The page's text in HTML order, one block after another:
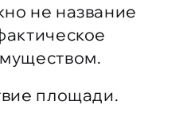
не название
площади.